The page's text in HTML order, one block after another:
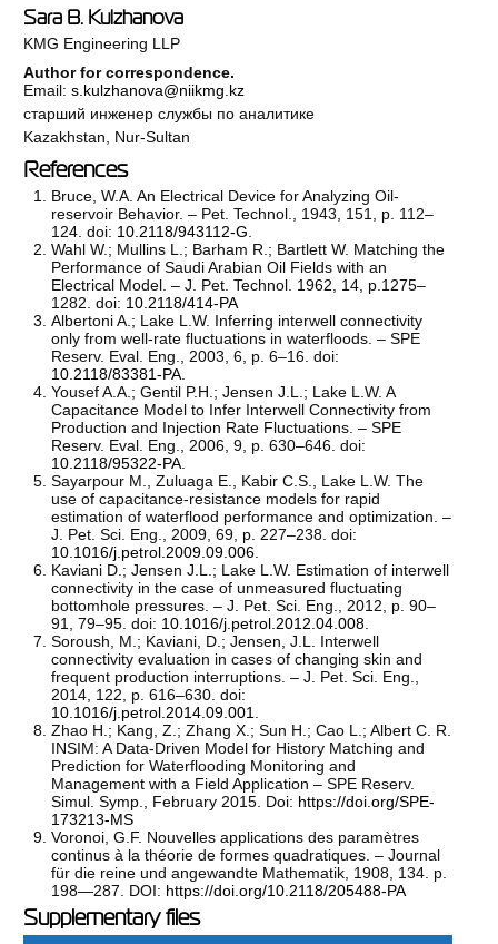
Sara B. Kulzhanova
KMG Engineering LLP
Author for correspondence.
Email:s.kulzhanova@niikmg.kz
старший инженер службы по аналитике
Kazakhstan, Nur-Sultan
References
Bruce, W.A. An Electrical Device for Analyzing Oil-
reservoir Behavior. – Pet. Technol., 1943, 151, р. 112–
124. doi: 10.2118/943112-G
Wahl W.; Mullins L.; Barham R.; Bartlett W. Matching the
Performance of Saudi Arabian Oil Fields with an
Electrical Model. – J. Pet. Technol. 1962, 14, р.1275–
1282. doi: 10.2118/414-PA
Albertoni A.; Lake L.W. Inferring interwell connectivity
only from well-rate fluctuations in waterfloods. – SPE
Reserv. Eval. Eng., 2003, 6, р. 6–16. doi:
10.2118/83381-PA
Yousef A.A.; Gentil P.H.; Jensen J.L.; Lake L.W. A
Capacitance Model to Infer Interwell Connectivity from
Production and Injection Rate Fluctuations. – SPE
Reserv. Eval. Eng., 2006, 9, р. 630–646. doi:
10.2118/95322-PA
Sayarpour M., Zuluaga E., Kabir C.S., Lake L.W. The
use of capacitance-resistance models for rapid
estimation of waterflood performance and optimization. –
J. Pet. Sci. Eng., 2009, 69, р. 227–238. doi:
10.1016/j.petrol.2009.09.006
Kaviani D.; Jensen J.L.; Lake L.W. Estimation of interwell
connectivity in the case of unmeasured fluctuating
bottomhole pressures. – J. Pet. Sci. Eng., 2012, р. 90–
91, 79–95. doi: 10.1016/j.petrol.2012.04.008
Soroush, M.; Kaviani, D.; Jensen, J.L. Interwell
connectivity evaluation in cases of changing skin and
frequent production interruptions. – J. Pet. Sci. Eng.,
2014, 122, р. 616–630. doi:
10.1016/j.petrol.2014.09.001
Zhao H.; Kang, Z.; Zhang X.; Sun H.; Cao L.; Albert C. R.
INSIM: A Data-Driven Model for History Matching and
Prediction for Waterflooding Monitoring and
Management with a Field Application – SPE Reserv.
Simul. Symp., February 2015. Doi: https://doi.org/SPE-
173213-MS
Voronoi, G.F. Nouvelles applications des paramètres
continus à la théorie de formes quadratiques. – Journal
für die reine und angewandte Mathematik, 1908, 134. p.
198—287. DOI: https://doi.org/10.2118/205488-PA
Supplementary files